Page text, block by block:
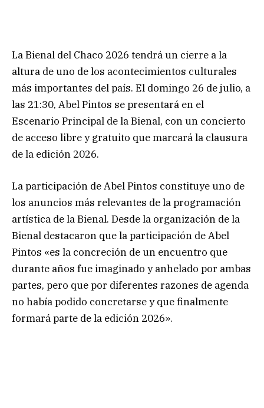
La Bienal del Chaco 2026 tendrá un cierre a la
altura de uno de los acontecimientos culturales
más importantes del país. El domingo 26 de julio, a
las 21:30, Abel Pintos se presentará en el
Escenario Principal de la Bienal, con un concierto
de acceso libre y gratuito que marcará la clausura
de la edición 2026.
La participación de Abel Pintos constituye uno de
los anuncios más relevantes de la programación
artística de la Bienal. Desde la organización de la
Bienal destacaron que la participación de Abel
Pintos «es la concreción de un encuentro que
durante años fue imaginado y anhelado por ambas
partes, pero que por diferentes razones de agenda
no había podido concretarse y que finalmente
formará parte de la edición 2026».